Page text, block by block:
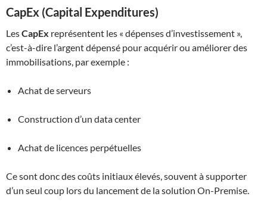
CapEx (Capital Expenditures)
LesCapEx représentent les « dépenses d’investissement »,
c’est-à-dire l’argent dépensé pour acquérir ou améliorer des
immobilisations, par exemple :
Achat de serveurs
Construction d’un data center
Achat de licences perpétuelles
Ce sont donc des coûts initiaux élevés, souvent à supporter
d’un seul coup lors du lancement de la solution On-Premise.